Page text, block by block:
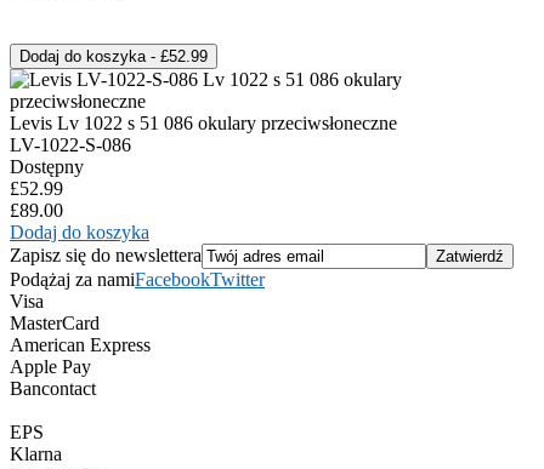
Levis Lv 1022 s 51 086 okulary przeciwsłoneczne
LV-1022-S-086
Dostępny
£52.99
£89.00
Dodaj do koszyka
Zapisz się do newslettera
Podążaj za namiFacebookTwitter
Visa
MasterCard
American Express
Apple Pay
Bancontact
EPS
Klarna